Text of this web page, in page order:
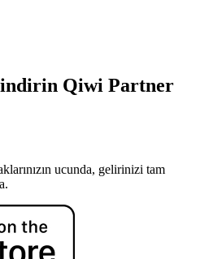
Qiwi Partner
ucunda, gelirinizi tam